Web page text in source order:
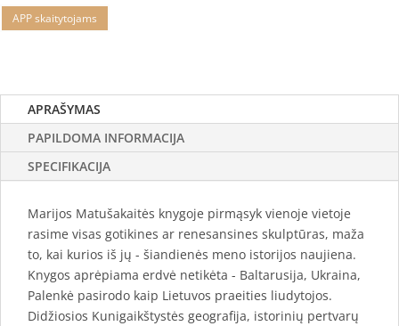
APP skaitytojams
APRAŠYMAS
PAPILDOMA INFORMACIJA
SPECIFIKACIJA
Marijos Matušakaitės knygoje pirmąsyk vienoje vietoje
rasime visas gotikines ar renesansines skulptūras, maža
to, kai kurios iš jų - šiandienės meno istorijos naujiena.
Knygos aprėpiama erdvė netikėta - Baltarusija, Ukraina,
Palenkė pasirodo kaip Lietuvos praeities liudytojos.
Didžiosios Kunigaikštystės geografija, istorinių pertvarų